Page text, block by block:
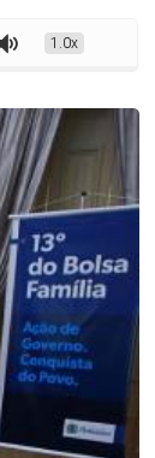
Nota Fiscal Solidária
1.0x